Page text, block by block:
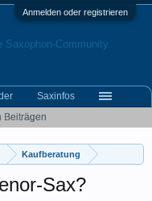
Anmelden oder registrieren
Kaufberatung
Sax?
Beiträgen
Saxinfos